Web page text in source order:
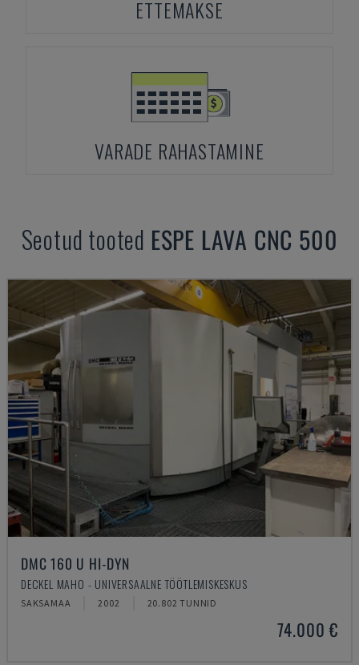
ETTEMAKSE
VARADE RAHASTAMINE
Seotud tooted ESPE LAVA CNC 500
DMC 160 U HI-DYN
DECKEL MAHO - UNIVERSAALNE TÖÖTLEMISKESKUS
SAKSAMAA 2002 20.802 TUNNID
74.000 €